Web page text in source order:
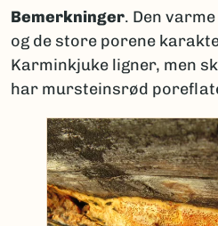
Bemerkninger. Den
og de store porene
Karminkjuke ligner, men
har mursteinsrød